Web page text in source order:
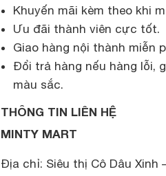
Khuyến mãi kèm theo khi
Ưu đãi thành viên cực tốt.
Giao hàng nội thành miễn
Đổi trả hàng nếu hàng lỗi,
màu sắc.
THÔNG TIN LIÊN HỆ
MINTY MART
Địa chỉ: Siêu thị Cô Dâu Xinh